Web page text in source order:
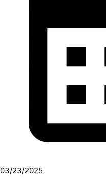
03/23/2025